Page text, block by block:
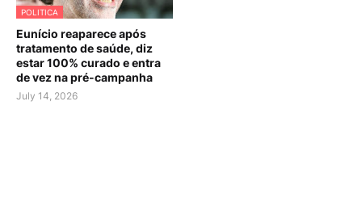
POLITICA
Eunício reaparece após
tratamento de saúde, diz
estar 100% curado e entra
de vez na pré-campanha
July 14, 2026